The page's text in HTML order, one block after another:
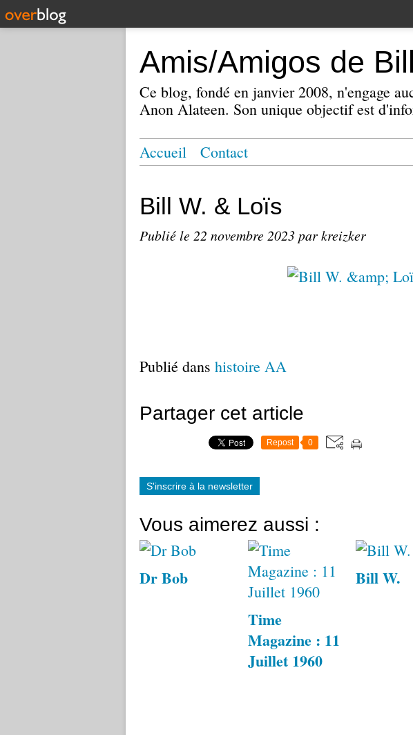
Amis/Amigos de
Ce blog, fondé en janvier 2008, n'engage
Anon Alateen. Son unique objectif est
Accueil Contact
Bill W. & Loïs
Publié le 22 novembre 2023par kreizker
Publié dans histoire AA
Partager cet article
Repost 0
S'inscrire à la newsletter
Vous aimerez aussi :
Dr Bob
Time
Magazine : 11
Juillet 1960
Bill W.